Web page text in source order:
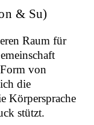
& Su)
Raum für
von
die
Körpersprache
stützt.